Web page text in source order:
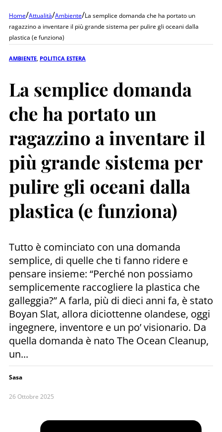
Home/Attualità/Ambiente/La semplice domanda che ha portato un
ragazzino a inventare il più grande sistema per pulire gli oceani dalla
plastica (e funziona)
AMBIENTE POLITICA ESTERA
La semplice domanda
che ha portato un
ragazzino a inventare il
più grande sistema per
pulire gli oceani dalla
plastica (e funziona)
Tutto è cominciato con una domanda
semplice, di quelle che ti fanno ridere e
pensare insieme: “Perché non possiamo
semplicemente raccogliere la plastica che
galleggia?” A farla, più di dieci anni fa, è stato
Boyan Slat, allora diciottenne olandese, oggi
ingegnere, inventore e un po’ visionario. Da
quella domanda è nato The Ocean Cleanup,
un...
Sasa
26 Ottobre 2025